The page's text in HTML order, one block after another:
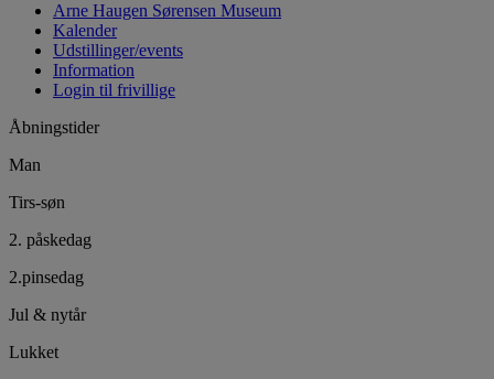
Arne Haugen Sørensen Museum
Kalender
Udstillinger/events
Information
Login til frivillige
Åbningstider
Man
Tirs-søn
2. påskedag
2.pinsedag
Jul & nytår
Lukket